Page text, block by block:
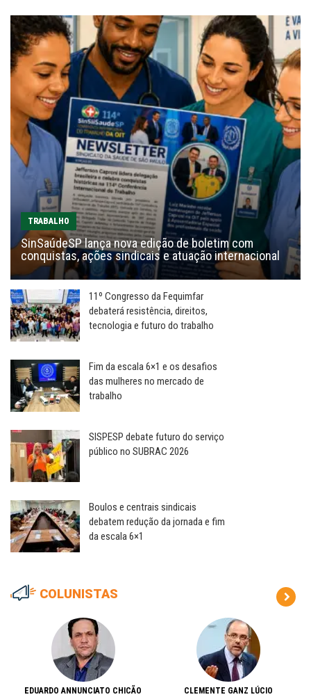
TRABALHO
SinSaúdeSP lança nova edição de boletim com
conquistas, ações sindicais e atuação internacional
11º Congresso da Fequimfar
debaterá resistência, direitos,
tecnologia e futuro do trabalho
Fim da escala 6×1 e os desafios
das mulheres no mercado de
trabalho
SISPESP debate futuro do serviço
público no SUBRAC 2026
Boulos e centrais sindicais
debatem redução da jornada e fim
da escala 6×1
COLUNISTAS
EDUARDO ANNUNCIATO CHICÃO CLEMENTE GANZ LÚCIO